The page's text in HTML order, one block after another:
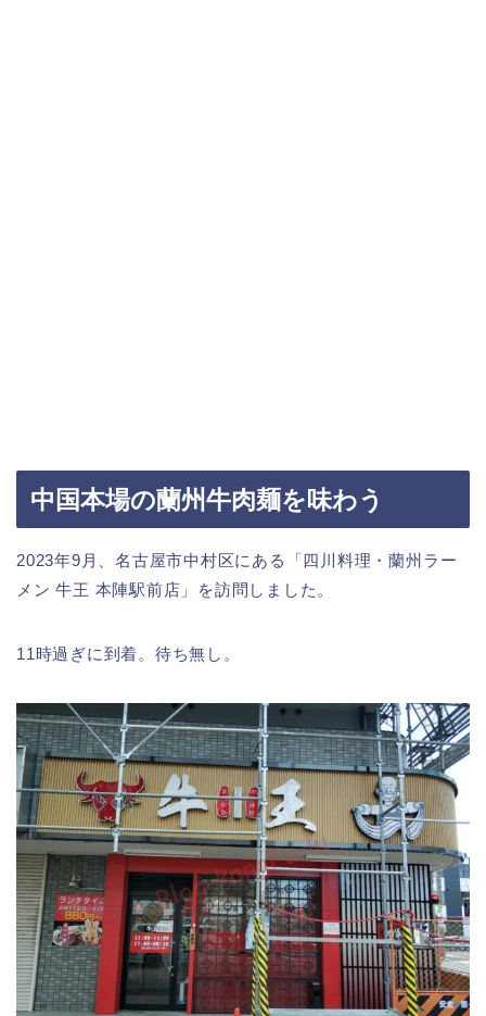
中国本場の蘭州牛肉麺を味わう
2023年9月、名古屋市中村区にある「四川料理・蘭州ラー
メン 牛王 本陣駅前店」を訪問しました。
11時過ぎに到着。待ち無し。